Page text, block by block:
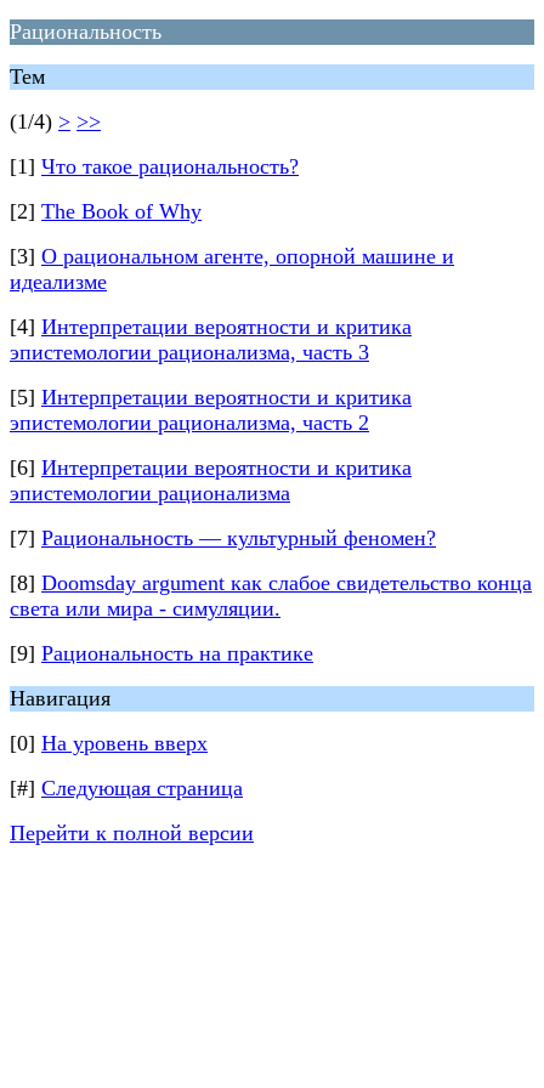
Рациональность
Тем
(1/4) > >>
[1] Что такое рациональность?
[2] The Book of Why
[3] О рациональном агенте, опорной машине и
идеализме
[4] Интерпретации вероятности и критика
эпистемологии рационализма, часть 3
[5] Интерпретации вероятности и критика
эпистемологии рационализма, часть 2
[6] Интерпретации вероятности и критика
эпистемологии рационализма
[7] Рациональность — культурный феномен?
[8] Doomsday argument как слабое свидетельство конца
света или мира - симуляции.
[9] Рациональность на практике
Навигация
[0] На уровень вверх
[#] Следующая страница
Перейти к полной версии